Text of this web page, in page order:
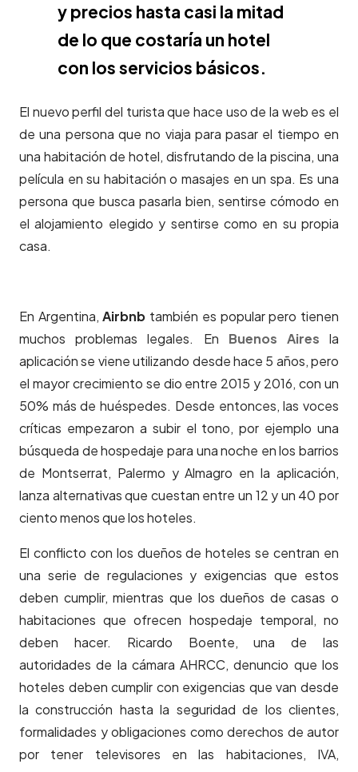
y precios hasta casi la mitad
de lo que costaría un hotel
con los servicios básicos.
El nuevo perfil del turista que hace uso de la web es el
de una persona que no viaja para pasar el tiempo en
una habitación de hotel, disfrutando de la piscina, una
película en su habitación o masajes en un spa. Es una
persona que busca pasarla bien, sentirse cómodo en
el alojamiento elegido y sentirse como en su propia
casa.
En Argentina,Airbnb también es popular pero tienen
muchos problemas legales. En Buenos Aires
la
aplicación se viene utilizando desde hace 5 años, pero
el mayor crecimiento se dio entre 2015 y 2016, con un
50% más de huéspedes. Desde entonces, las voces
críticas empezaron a subir el tono, por ejemplo una
búsqueda de hospedaje para una noche en los barrios
de Montserrat, Palermo y Almagro en la aplicación,
lanza alternativas que cuestan entre un 12 y un 40 por
ciento menos que los hoteles.
El conflicto con los dueños de hoteles se centran en
una serie de regulaciones y exigencias que estos
deben cumplir, mientras que los dueños de casas o
habitaciones que ofrecen hospedaje temporal, no
deben hacer. Ricardo Boente, una de las
autoridades de la cámara AHRCC, denuncio que los
hoteles deben cumplir con exigencias que van desde
la construcción hasta la seguridad de los clientes,
formalidades y obligaciones como derechos de autor
por tener televisores en las habitaciones, IVA,